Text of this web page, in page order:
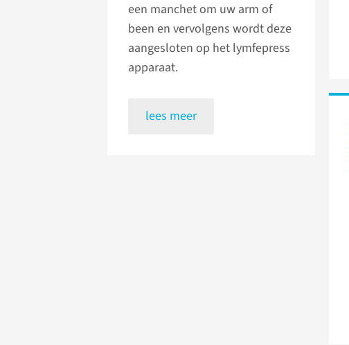
een manchet om uw arm of
been en vervolgens wordt deze
aangesloten op het lymfepress
apparaat.
lees meer